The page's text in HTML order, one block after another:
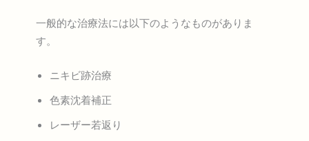
一般的な治療法には以下のようなものがありま
す。
ニキビ跡治療
色素沈着補正
レーザー若返り